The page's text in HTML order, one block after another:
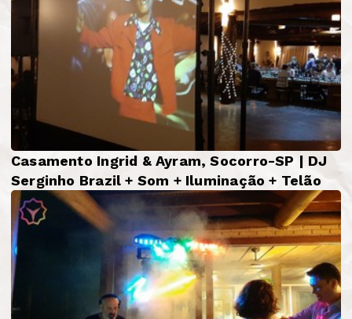
Casamento Ingrid & Ayram, Socorro-SP | DJ
Serginho Brazil + Som + Iluminação + Telão